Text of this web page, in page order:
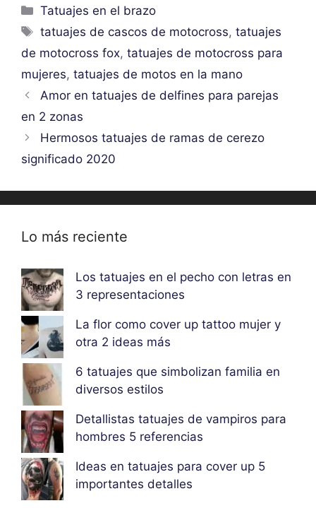
Categorías
Tatuajes en el brazo
Etiquetas
tatuajes de cascos de motocross,tatuajes
de motocross fox, tatuajes de motocross para
mujeres, tatuajes de motos en la mano
Amor en tatuajes de delfines para parejas
en 2 zonas
Hermosos tatuajes de ramas de cerezo
significado 2020
Lo más reciente
Los tatuajes en el pecho con letras en
3 representaciones
La flor como cover up tattoo mujer y
otra 2 ideas más
6 tatuajes que simbolizan familia en
diversos estilos
Detallistas tatuajes de vampiros para
hombres 5 referencias
Ideas en tatuajes para cover up 5
importantes detalles